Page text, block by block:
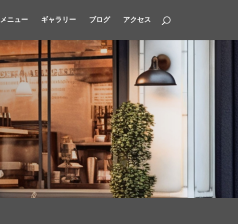
メニュー ギャラリー ブログ アクセス